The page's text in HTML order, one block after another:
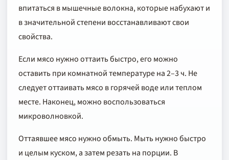
впитаться в мышечные волокна, которые набухают и
в значительной степени восстанавливают свои
свойства.
Если мясо нужно оттаить быстро, его можно
оставить при комнатной температуре на 2–3 ч. Не
следует оттаивать мясо в горячей воде или теплом
месте. Наконец, можно воспользоваться
микроволновкой.
Оттаявшее мясо нужно обмыть. Мыть нужно быстро
и целым куском, а затем резать на порции. В